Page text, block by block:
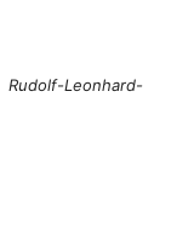
Rudolf-Leonhard-